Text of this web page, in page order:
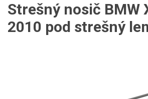
Strešný nosič BMW
2010 pod strešný